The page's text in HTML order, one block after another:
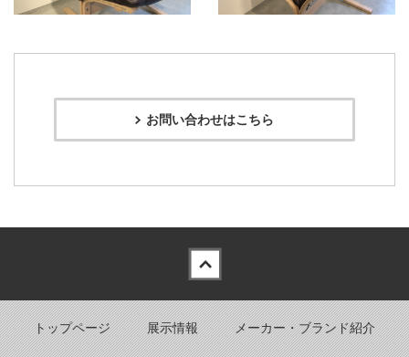
お問い合わせはこちら
トップページ 展示情報 メーカー・ブランド紹介
Back to top